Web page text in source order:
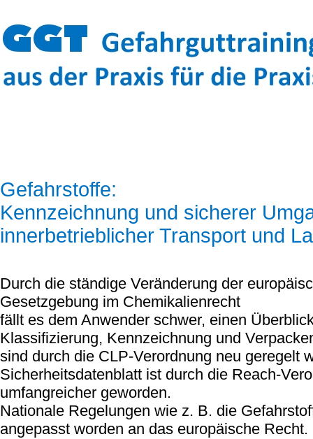
Gefahrstoffe:
Kennzeichnung und sicherer
innerbetrieblicher Transport und
Durch die ständige Veränderung der
Gesetzgebung im Chemikalienrecht
fällt es dem Anwender schwer, einen
Klassifizierung, Kennzeichnung und
sind durch die CLP-Verordnung neu geregelt
Sicherheitsdatenblatt ist durch die Reach-
umfangreicher geworden.
Nationale Regelungen wie z. B. die
angepasst worden an das europäische Recht.